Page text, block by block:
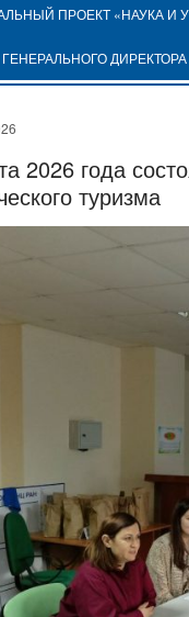
ПРОЕКТ «НАУКА И
ДИРЕКТОРА
2026 года
туризма